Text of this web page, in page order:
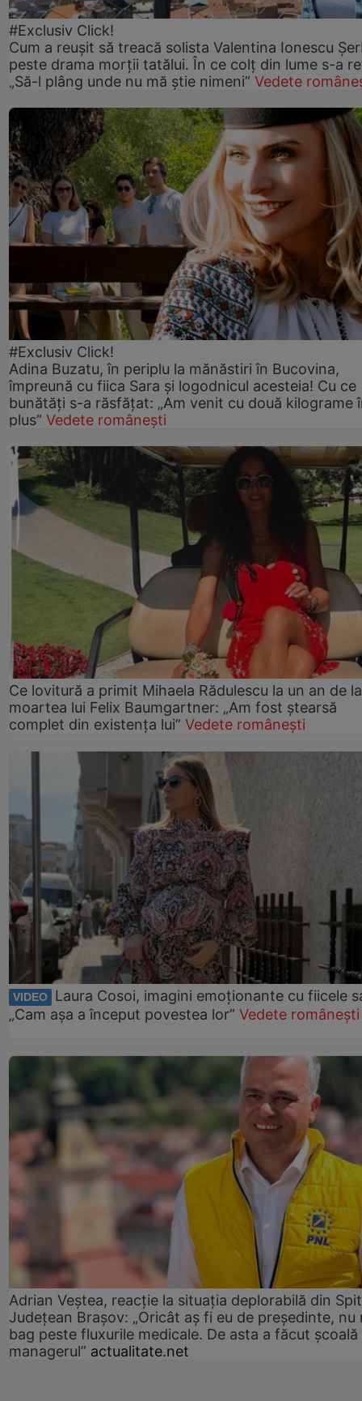
#Exclusiv Click!
Cum a reușit să treacă solista Valentina Ionescu
peste drama morții tatălui. În ce colț din lume s-a
„Să-l plâng unde nu mă știe nimeni” Vedete
#Exclusiv Click!
Adina Buzatu, în periplu la mănăstiri în Bucovina,
împreună cu fiica Sara și logodnicul acesteia! Cu ce
bunătăți s-a răsfățat: „Am venit cu două kilograme
plus” Vedete românești
Ce lovitură a primit Mihaela Rădulescu la un an de la
moartea lui Felix Baumgartner: „Am fost ștearsă
complet din existența lui” Vedete românești
VIDEO
Laura Cosoi, imagini emoționante cu fiicele
„Cam așa a început povestea lor” Vedete românești
Adrian Veștea, reacție la situația deplorabilă din
Județean Brașov: „Oricât aș fi eu de președinte, nu
bag peste fluxurile medicale. De asta a făcut școală
managerul” actualitate.net